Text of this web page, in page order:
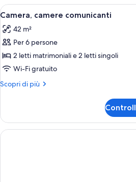
Apri
tutte
le
foto
per
Camera,
camere
comunicanti
Una
6
Camera, camere comunicanti
42 m²
Per 6 persone
2 letti matrimoniali e 2 letti singoli
Wi-Fi gratuito
Scopri di più
Altri
camere
comunicanti